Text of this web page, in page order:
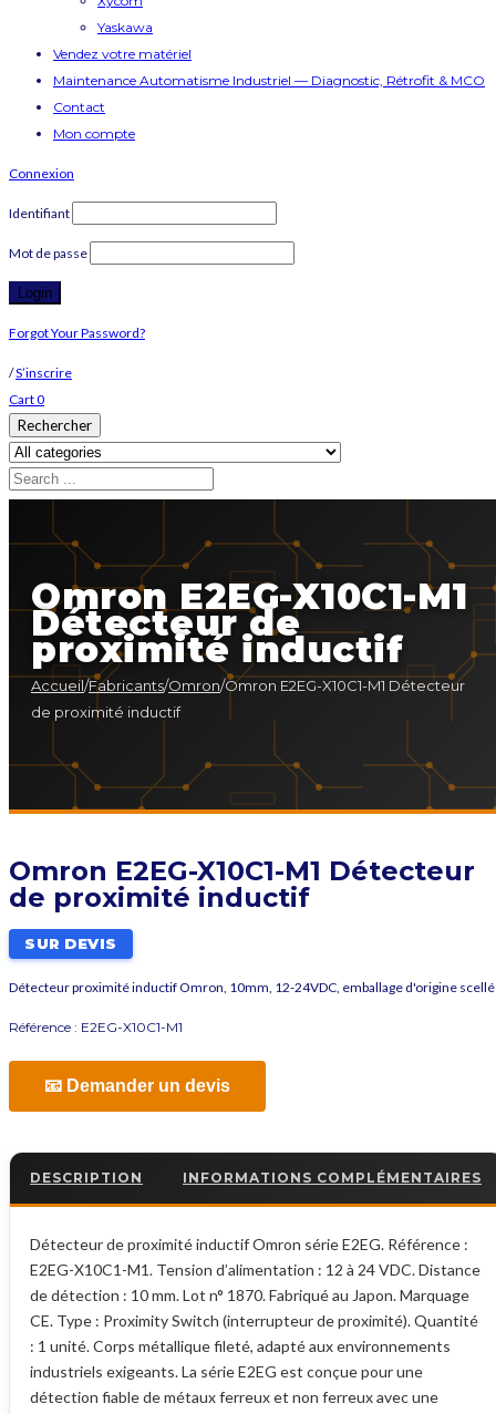
Yaskawa
Vendez votre matériel
Maintenance Automatisme Industriel — Diagnostic, Rétrofit & MCO
Contact
Mon compte
Connexion
Identifiant
Mot de passe
Forgot Your Password?
/S’inscrire
Cart0
Rechercher
Omron E2EG-X10C1-M1
Détecteur de
proximité inductif
Accueil/Fabricants/Omron/Omron E2EG-X10C1-M1 Détecteur
de proximité inductif
Omron E2EG-X10C1-M1 Détecteur
de proximité inductif
SUR DEVIS
Détecteur proximité inductif Omron, 10mm, 12-24VDC, emballage d'origine scellé
Référence : E2EG-X10C1-M1
📧 Demander un devis
DESCRIPTION INFORMATIONS COMPLÉMENTAIRES
Détecteur de proximité inductif Omron série E2EG. Référence :
E2EG-X10C1-M1. Tension d’alimentation : 12 à 24 VDC. Distance
de détection : 10 mm. Lot n° 1870. Fabriqué au Japon. Marquage
CE. Type : Proximity Switch (interrupteur de proximité). Quantité
: 1 unité. Corps métallique fileté, adapté aux environnements
industriels exigeants. La série E2EG est conçue pour une
détection fiable de métaux ferreux et non ferreux avec une